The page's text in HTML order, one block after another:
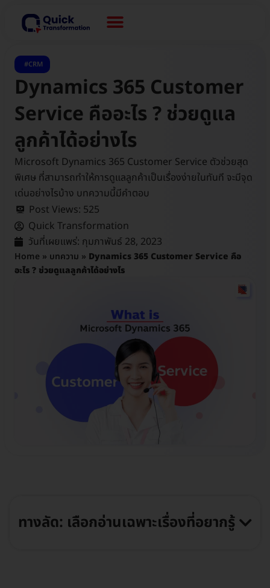
CRM
Dynamics 365 Customer
Service คืออะไร ? ช่วยดูแล
ลูกค้าได้อย่างไร
Microsoft Dynamics 365 Customer Service ตัวช่วยสุด
พิเศษ ที่สามารถทำให้การดูแลลูกค้าเป็นเรื่องง่ายในทันที จะมีจุด
เด่นอย่างไรบ้าง บทความนี้มีคำตอบ
Post Views: 525
Quick Transformation
วันที่เผยแพร่: กุมภาพันธ์ 28, 2023
Home » บทความ » Dynamics 365 Customer Service คือ
อะไร ? ช่วยดูแลลูกค้าได้อย่างไร
ทางลัด: เลือกอ่านเฉพาะเรื่องที่อยากรู้